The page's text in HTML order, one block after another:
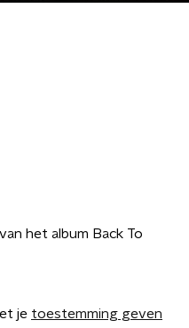
het album Back To
je toestemming geven